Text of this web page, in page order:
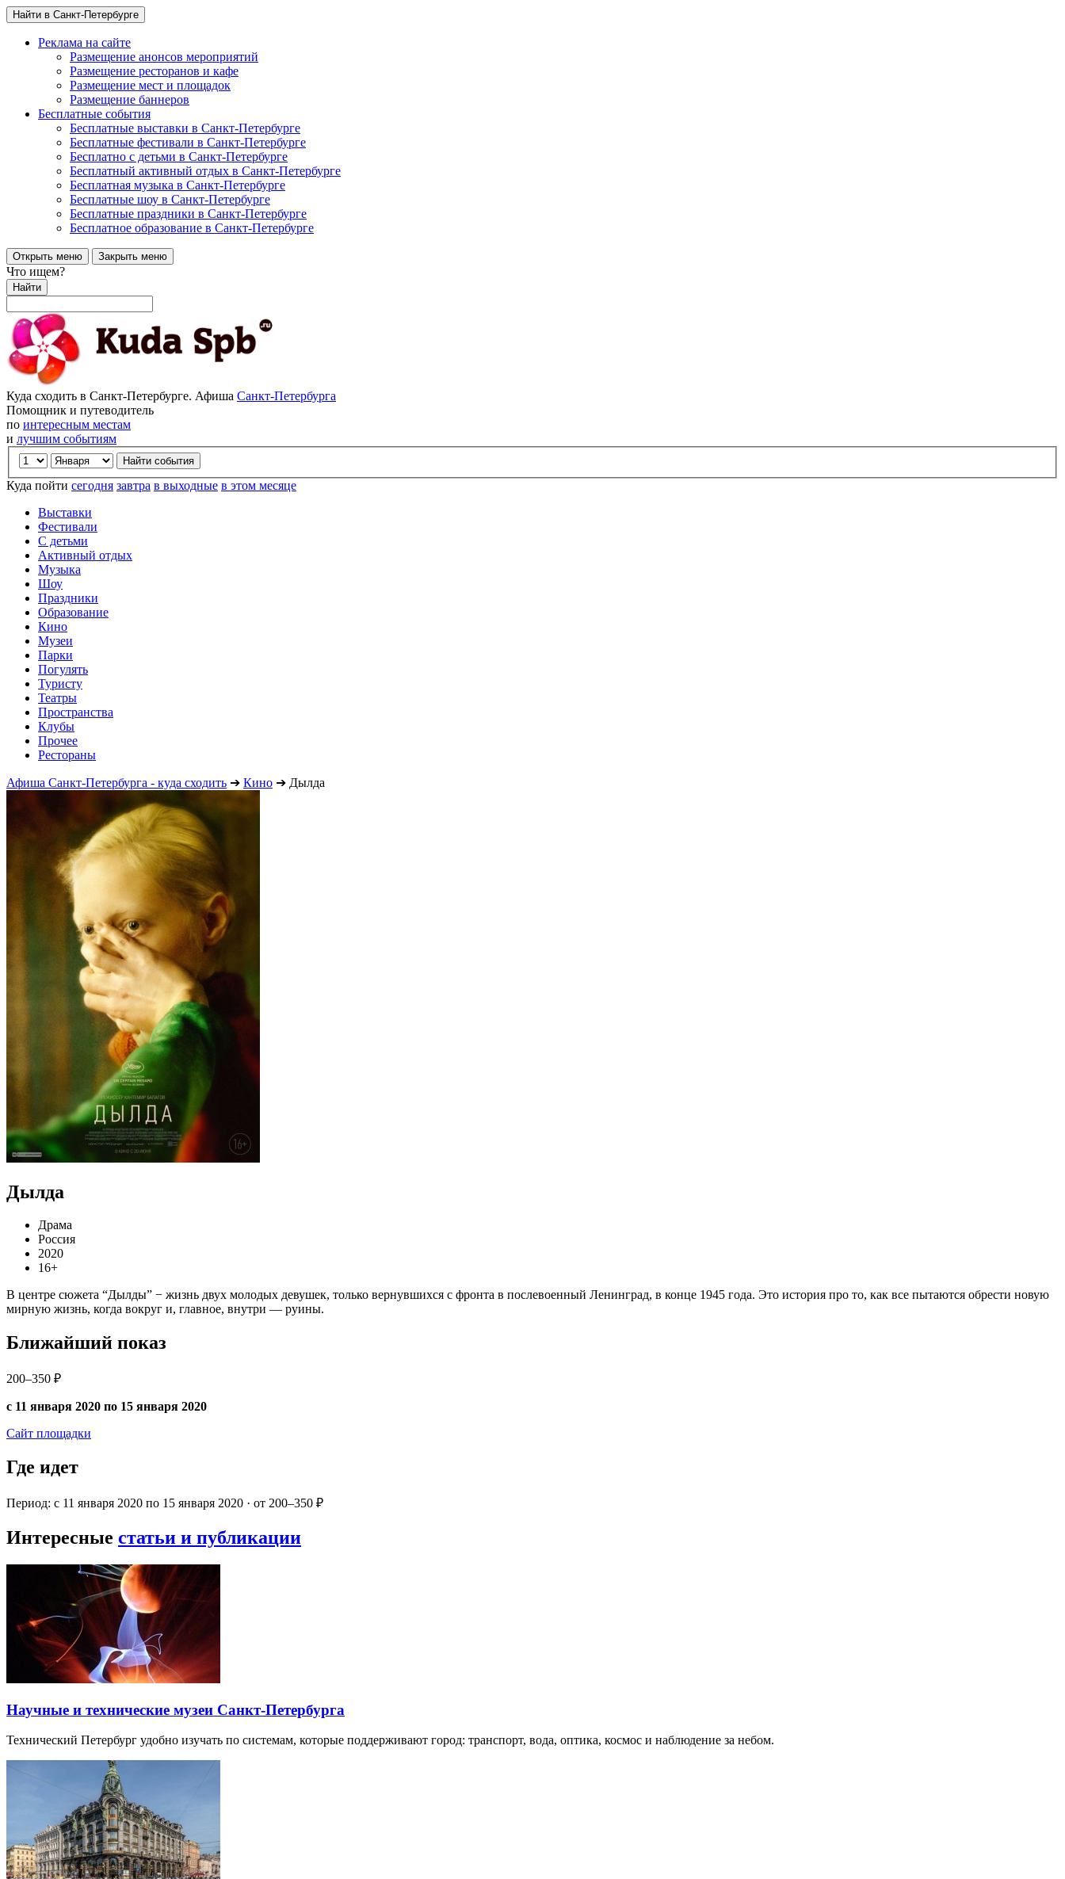
Найти в Санкт-Петербурге
Реклама на сайте
Размещение анонсов мероприятий
Размещение ресторанов и кафе
Размещение мест и площадок
Размещение баннеров
Бесплатные события
Бесплатные выставки в Санкт-Петербурге
Бесплатные фестивали в Санкт-Петербурге
Бесплатно с детьми в Санкт-Петербурге
Бесплатный активный отдых в Санкт-Петербурге
Бесплатная музыка в Санкт-Петербурге
Бесплатные шоу в Санкт-Петербурге
Бесплатные праздники в Санкт-Петербурге
Бесплатное образование в Санкт-Петербурге
Открыть меню Закрыть меню
Что ищем?
Найти
Куда сходить в Санкт-Петербурге. Афиша Санкт-Петербурга
Помощник и путеводитель
по интересным местам
и лучшим событиям
Куда пойти сегодня завтра в выходные в этом месяце
Выставки
Фестивали
С детьми
Активный отдых
Музыка
Шоу
Праздники
Образование
Кино
Музеи
Парки
Погулять
Туристу
Театры
Пространства
Клубы
Прочее
Рестораны
Афиша Санкт-Петербурга - куда сходить ➔ Кино ➔ Дылда
Дылда
Драма
Россия
2020
16+
В центре сюжета “Дылды” − жизнь двух молодых девушек, только вернувшихся с фронта в послевоенный Ленинград, в конце 1945 года. Это история про то, как все пытаются обрести новую
мирную жизнь, когда вокруг и, главное, внутри — руины.
Ближайший показ
200–350 ₽
с 11 января 2020 по 15 января 2020
Сайт площадки
Где идет
Период: с 11 января 2020 по 15 января 2020 · от 200–350 ₽
Интересные статьи и публикации
Научные и технические музеи Санкт-Петербурга
Технический Петербург удобно изучать по системам, которые поддерживают город: транспорт, вода, оптика, космос и наблюдение за небом.